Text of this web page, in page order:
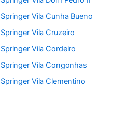
Vila Cunha Bueno
Vila Cruzeiro
Vila Cordeiro
Vila Congonhas
Vila Clementino